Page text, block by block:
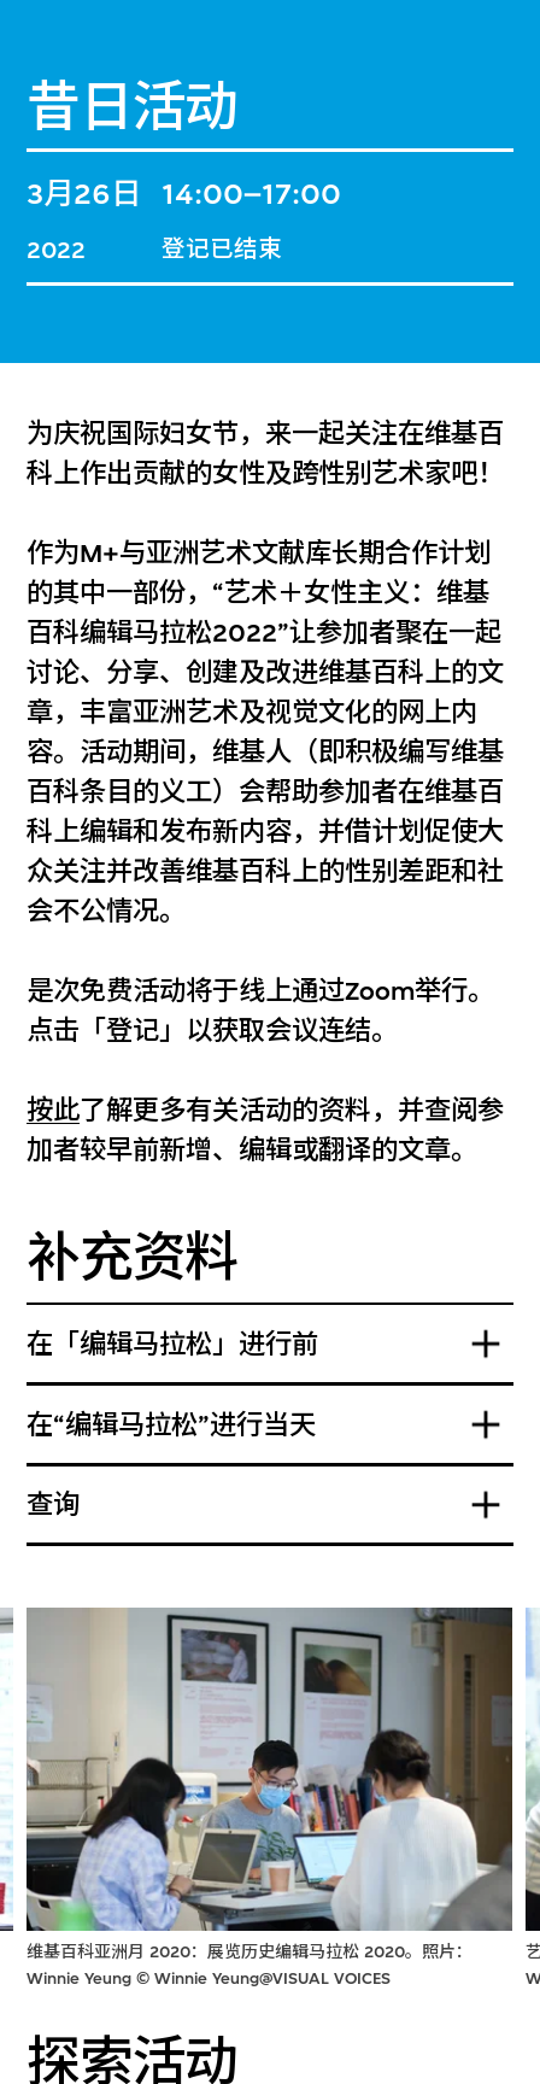
昔日活动
3月26日
2022
14:00–17:00
登记已结束
为庆祝国际妇女节，来一起关注在维基百
科上作出贡献的女性及跨性别艺术家吧！
作为M+与亚洲艺术文献库长期合作计划
的其中一部份，“艺术＋女性主义：维基
百科编辑马拉松2022”让参加者聚在一起
讨论、分享、创建及改进维基百科上的文
章，丰富亚洲艺术及视觉文化的网上内
容。活动期间，维基人（即积极编写维基
百科条目的义工）会帮助参加者在维基百
科上编辑和发布新内容，并借计划促使大
众关注并改善维基百科上的性别差距和社
会不公情况。
是次免费活动将于线上通过Zoom举行。
点击「登记」以获取会议连结。
按此了解更多有关活动的资料，并查阅参
加者较早前新增、编辑或翻译的文章。
补充资料
在「编辑马拉松」进行前
在“编辑马拉松”进行当天
查询
维基百科亚洲月 2020：展览历史编辑马拉松 2020。照片：
Winnie Yeung © Winnie Yeung@VISUAL VOICES
探索活动